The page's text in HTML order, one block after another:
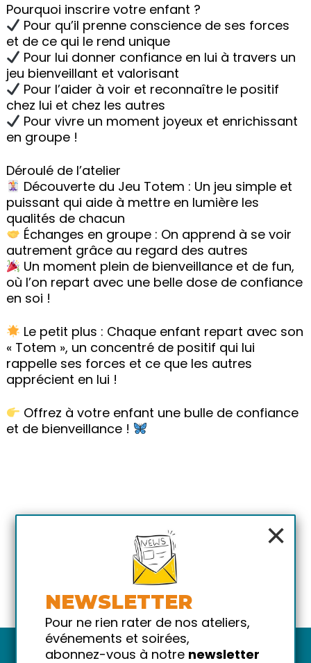
Pourquoi inscrire votre enfant ?
Pour qu’il prenne conscience de ses forces
et de ce qui le rend unique
Pour lui donner confiance en lui à travers un
jeu bienveillant et valorisant
Pour l’aider à voir et reconnaître le positif
chez lui et chez les autres
Pour vivre un moment joyeux et enrichissant
en groupe !
Déroulé de l’atelier
Découverte du Jeu Totem : Un jeu simple et
puissant qui aide à mettre en lumière les
qualités de chacun
Échanges en groupe : On apprend à se voir
autrement grâce au regard des autres
Un moment plein de bienveillance et de fun,
où l’on repart avec une belle dose de confiance
en soi !
Le petit plus : Chaque enfant repart avec son
« Totem », un concentré de positif qui lui
rappelle ses forces et ce que les autres
apprécient en lui !
Offrez à votre enfant une bulle de confiance
et de bienveillance !
×
NEWSLETTER
Pour ne rien rater de nos ateliers,
événements et soirées,
abonnez-vous à notre newsletter